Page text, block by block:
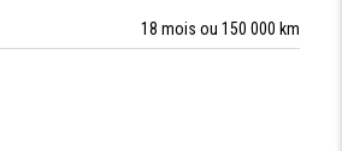
18 mois ou 150 000 km